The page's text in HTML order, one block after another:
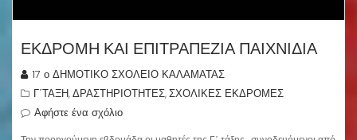
ΕΚΔΡΟΜΗ ΚΑΙ ΕΠΙΤΡΑΠΕΖΙΑ ΠΑΙΧΝΙΔΙΑ
17 ο ΔΗΜΟΤΙΚΟ ΣΧΟΛΕΙΟ ΚΑΛΑΜΑΤΑΣ
Γ΄ΤΑΞΗ,ΔΡΑΣΤΗΡΙΟΤΗΤΕΣ,ΣΧΟΛΙΚΕΣ ΕΚΔΡΟΜΕΣ
Αφήστε ένα σχόλιο